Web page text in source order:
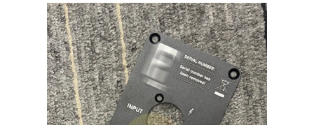
précision, usinées au CNC avec une tolérance de ±0,15 mm et une
impression émaillée durable…